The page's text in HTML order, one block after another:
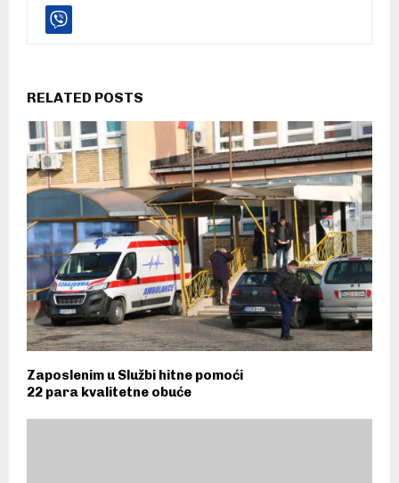
RELATED POSTS
Zaposlenim u Službi hitne pomoći
22 para kvalitetne obuće